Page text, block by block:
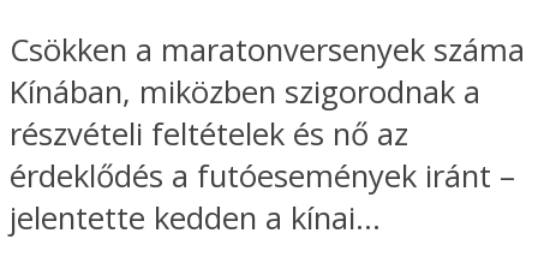
Csökken a maratonversenyek száma
Kínában, miközben szigorodnak a
részvételi feltételek és nő az
érdeklődés a futóesemények iránt –
jelentette kedden a kínai...